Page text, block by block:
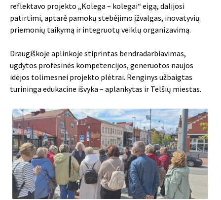
reflektavo projekto „Kolega – kolegai“ eigą, dalijosi
patirtimi, aptarė pamokų stebėjimo įžvalgas, inovatyvių
priemonių taikymą ir integruotų veiklų organizavimą.
Draugiškoje aplinkoje stiprintas bendradarbiavimas,
ugdytos profesinės kompetencijos, generuotos naujos
idėjos tolimesnei projekto plėtrai. Renginys užbaigtas
turininga edukacine išvyka – aplankytas ir Telšių miestas.